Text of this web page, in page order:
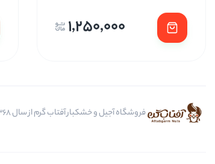
1,250,000
فروشگاه آجیل و خشکبار آفتاب گرم از سال 1368 تا به امروز، عرضه کننده مرغوب ترین محصولات آجیل، خشکبار، انواع تنقلات، ادویه و باکس کادویی است.